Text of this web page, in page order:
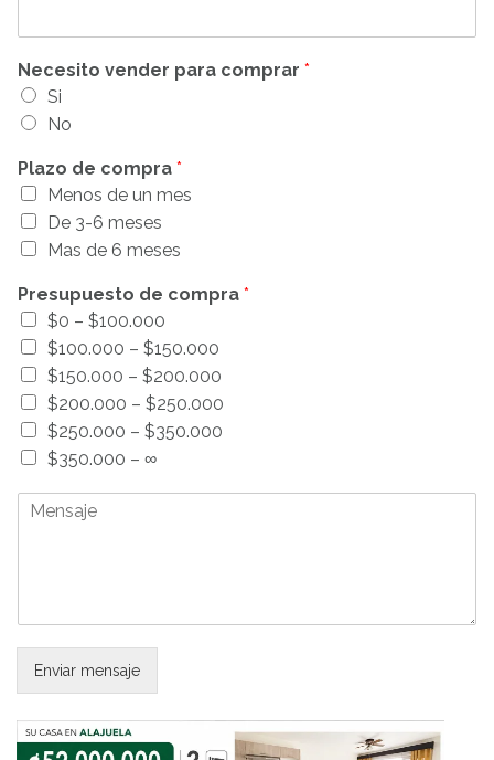
Necesito vender para comprar *
Si
No
Plazo de compra *
Menos de un mes
De 3-6 meses
Mas de 6 meses
Presupuesto de compra *
$0 – $100.000
$100.000 – $150.000
$150.000 – $200.000
$200.000 – $250.000
$250.000 – $350.000
$350.000 – ∞
Enviar mensaje